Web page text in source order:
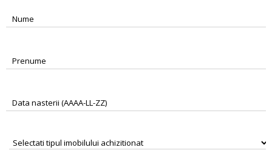
Nume
Prenume
Data nasterii (AAAA-LL-ZZ)